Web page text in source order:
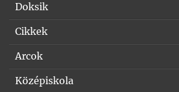
Doksik
Cikkek
Arcok
Középiskola